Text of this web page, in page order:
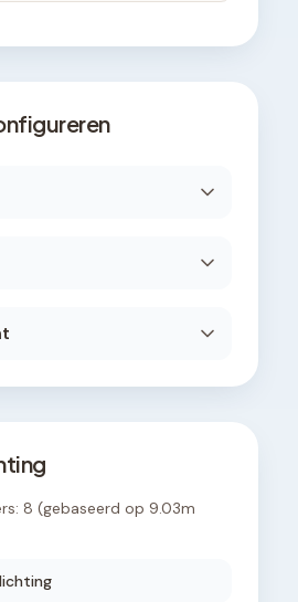
8 (gebaseerd op 9.03m